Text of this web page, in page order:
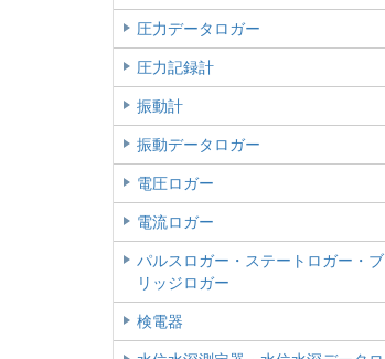
圧力データロガー
圧力記録計
振動計
振動データロガー
電圧ロガー
電流ロガー
パルスロガー・ステートロガー・ブ
リッジロガー
検電器